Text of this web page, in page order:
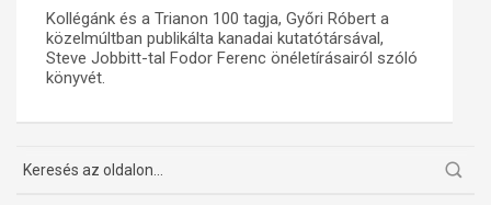
Kollégánk és a Trianon 100 tagja, Győri Róbert a
közelmúltban publikálta kanadai kutatótársával,
Steve Jobbitt-tal Fodor Ferenc önéletírásairól szóló
könyvét.